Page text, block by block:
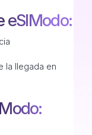
eSIModo:
la llegada en